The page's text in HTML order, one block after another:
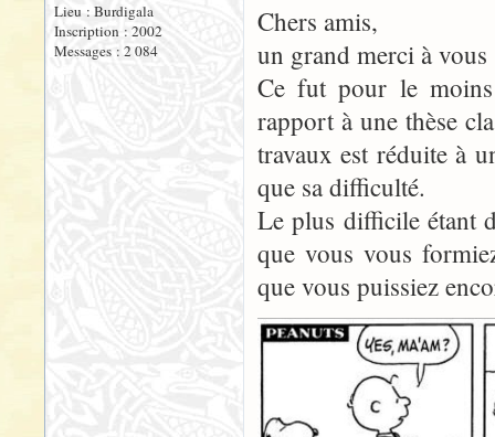
Lieu : Burdigala
Inscription : 2002
Messages : 2 084
Chers amis,
un grand merci à vous
Ce fut pour le
rapport à une thèse
travaux est réduite à
que sa difficulté.
Le plus difficile étant
que vous vous
que vous puissiez